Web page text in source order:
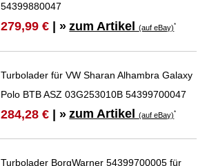
54399880047
279,99 € | » zum Artikel(auf eBay)*
Turbolader für VW Sharan Alhambra Galaxy
Polo BTB ASZ 03G253010B 54399700047
284,28 € | » zum Artikel(auf eBay)*
Turbolader BorgWarner 54399700005 für